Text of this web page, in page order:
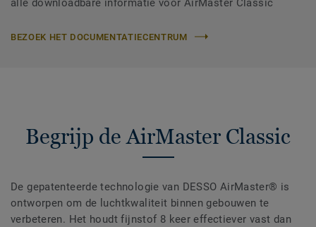
BEZOEK HET DOCUMENTATIECENTRUM
Begrijp de AirMaster Classic
De gepatenteerde technologie van DESSO AirMaster® is
ontworpen om de luchtkwaliteit binnen gebouwen te
verbeteren. Het houdt fijnstof 8 keer effectiever vast dan